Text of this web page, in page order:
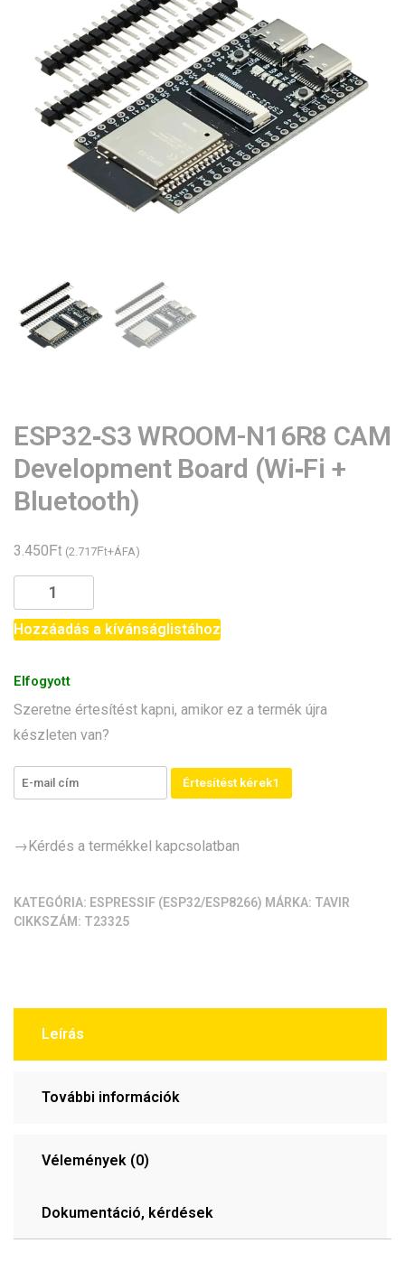
ESP32‑S3 WROOM-N16R8 CAM
Development Board (Wi‑Fi +
Bluetooth)
3.450Ft (2.717Ft+ÁFA)
ESP32‑S3
WROOM-
N16R8
Development
Board
(Wi‑Fi
+
mennyiség
Hozzáadás a kívánságlistához
Elfogyott
Szeretne értesítést kapni, amikor ez a termék újra
készleten van?
Értesítést kérek1
→Kérdés a termékkel kapcsolatban
KATEGÓRIA: ESPRESSIF (ESP32/ESP8266) MÁRKA: TAVIR
CIKKSZÁM: T23325
Leírás
További információk
Vélemények (0)
Dokumentáció, kérdések